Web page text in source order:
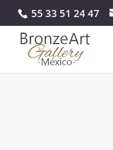
55 33 51 24 47